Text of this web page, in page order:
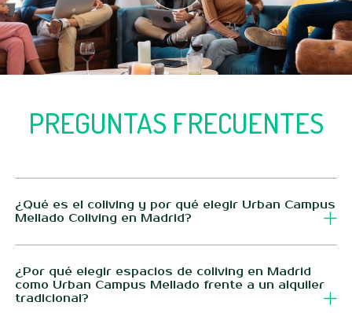
PREGUNTAS FRECUENTES
¿Qué es el coliving y por qué elegir Urban Campus
Mellado Coliving en Madrid?
espacios privados totalmente equipados con zonas
comunes diseñadas para compartir, conectar y crear
¿Por qué elegir espacios de coliving en Madrid
como Urban Campus Mellado frente a un alquiler
tradicional?